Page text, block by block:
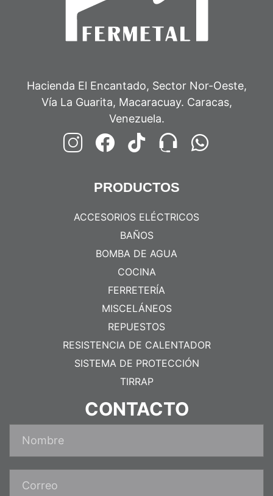
Hacienda El Encantado, Sector Nor-Oeste,
Vía La Guarita, Macaracuay. Caracas,
Venezuela.
PRODUCTOS
ACCESORIOS ELÉCTRICOS
BAÑOS
BOMBA DE AGUA
COCINA
FERRETERÍA
MISCELÁNEOS
REPUESTOS
RESISTENCIA DE CALENTADOR
SISTEMA DE PROTECCIÓN
TIRRAP
CONTACTO